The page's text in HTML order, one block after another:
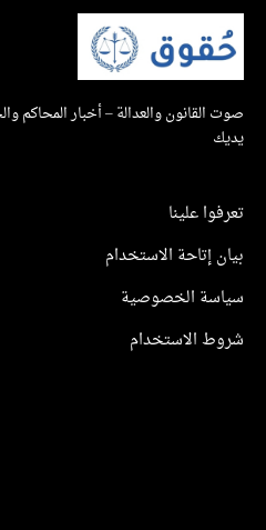
والعدالة – أخبار المحاكم والحياة
علينا
إتاحة الاستخدام
الخصوصية
الاستخدام